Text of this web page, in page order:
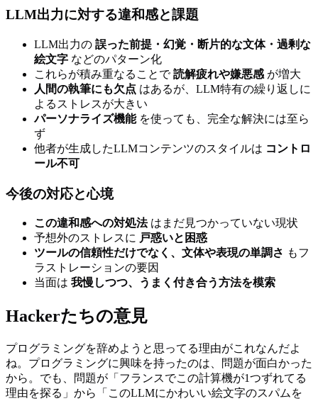
LLM出力に対する違和感と課題
LLM出力の 誤った前提・幻覚・断片的な文体・過剰な
絵文字 などのパターン化
これらが積み重なることで読解疲れや嫌悪感 が増大
人間の執筆にも欠点 はあるが、LLM特有の繰り返しに
よるストレスが大きい
パーソナライズ機能を使っても、完全な解決には至ら
ず
他者が生成したLLMコンテンツのスタイルは コントロ
ール不可
今後の対応と心境
この違和感への対処法はまだ見つかっていない現状
予想外のストレスに 戸惑いと困惑
ツールの信頼性だけでなく、文体や表現の単調さ もフ
ラストレーションの要因
当面は 我慢しつつ、うまく付き合う方法を模索
Hackerたちの意見
プログラミングを辞めようと思ってる理由がこれなんだよ
ね。プログラミングに興味を持ったのは、問題が面白かった
から。でも、問題が「フランスでこの計算機が1つずれてる
理由を探る」から「このLLMにかわいい絵文字のスパムを